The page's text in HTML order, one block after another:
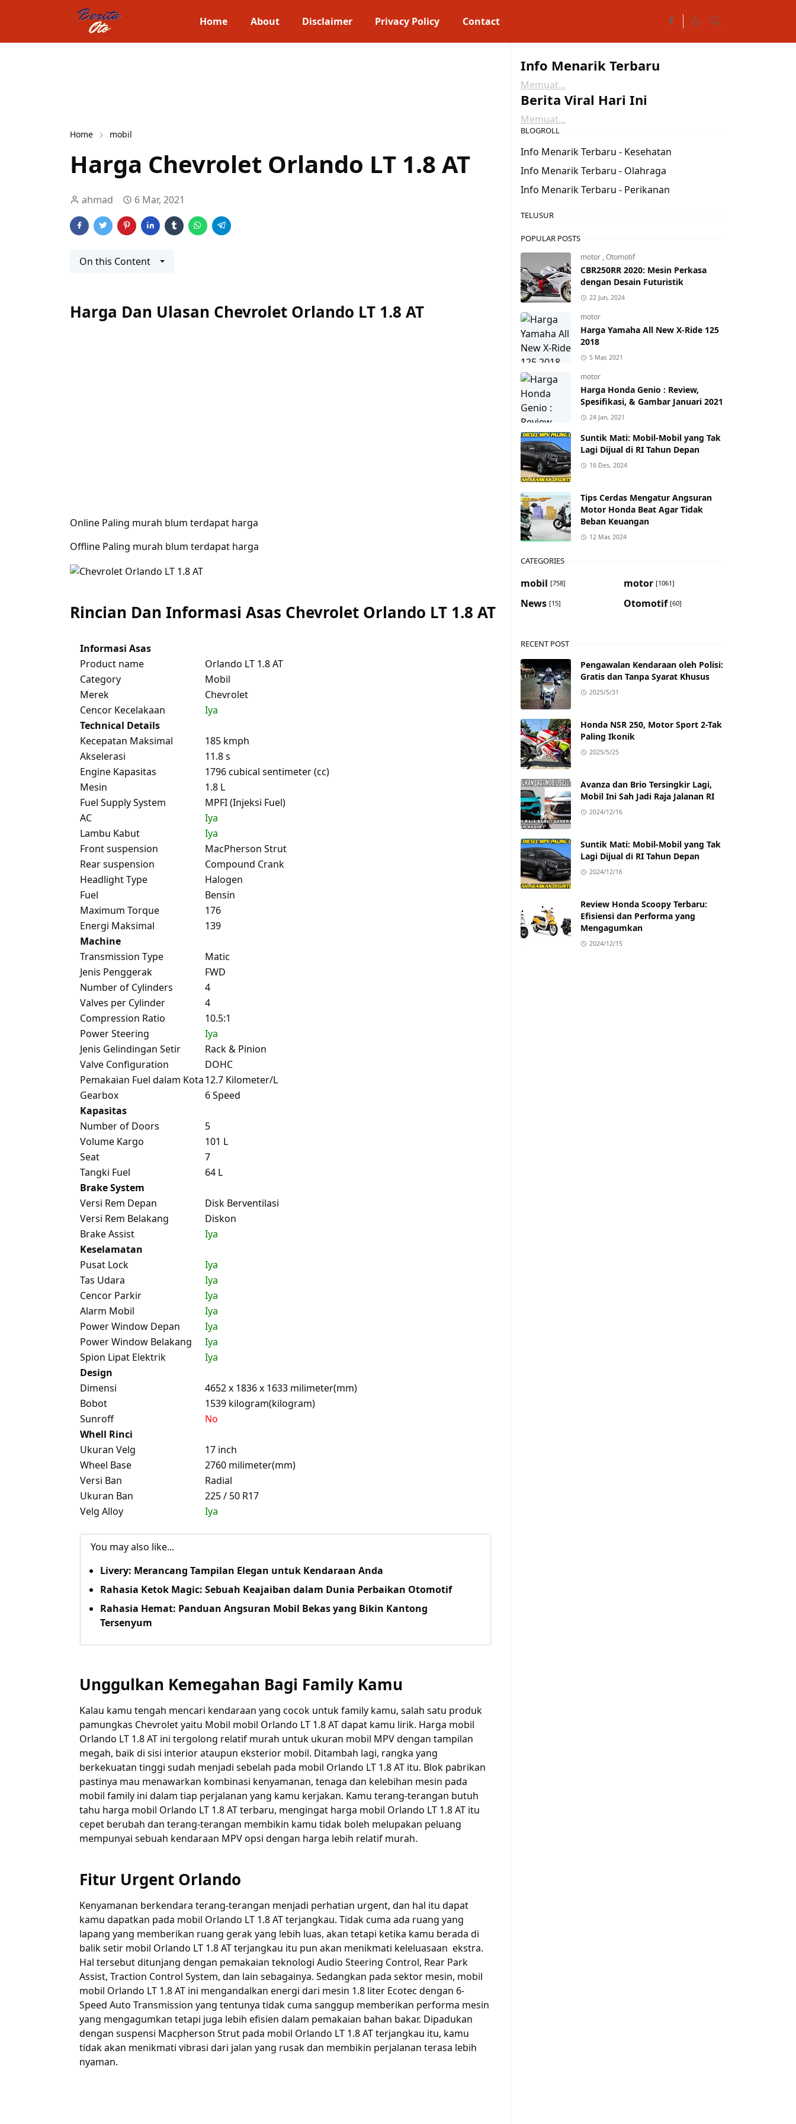
Home About Disclaimer Privacy Policy Contact
Home mobil
Harga Chevrolet Orlando LT 1.8 AT
ahmad 6 Mar, 2021
On this Content
Harga Dan Ulasan Chevrolet Orlando LT 1.8 AT
Online Paling murah blum terdapat harga
Offline Paling murah blum terdapat harga
Rincian Dan Informasi Asas Chevrolet Orlando LT 1.8 AT
Informasi Asas
Product name
Orlando LT 1.8 AT
Category
Mobil
Merek
Chevrolet
Cencor Kecelakaan
Iya
Technical Details
Kecepatan Maksimal
185 kmph
Akselerasi
11.8 s
Engine Kapasitas
1796 cubical sentimeter (cc)
Mesin
1.8 L
Fuel Supply System
MPFI (Injeksi Fuel)
AC
Iya
Lambu Kabut
Iya
Front suspension
MacPherson Strut
Rear suspension
Compound Crank
Headlight Type
Halogen
Fuel
Bensin
Maximum Torque
176
Energi Maksimal
139
Machine
Transmission Type
Matic
Jenis Penggerak
FWD
Number of Cylinders
4
Valves per Cylinder
4
Compression Ratio
10.5:1
Power Steering
Iya
Jenis Gelindingan Setir
Rack & Pinion
Valve Configuration
DOHC
Pemakaian Fuel dalam Kota12.7 Kilometer/L
Gearbox
6 Speed
Kapasitas
Number of Doors
5
Volume Kargo
101 L
Seat
7
Tangki Fuel
64 L
Brake System
Versi Rem Depan
Disk Berventilasi
Versi Rem Belakang
Diskon
Brake Assist
Iya
Keselamatan
Pusat Lock
Iya
Tas Udara
Iya
Cencor Parkir
Iya
Alarm Mobil
Iya
Power Window Depan
Iya
Power Window Belakang
Iya
Spion Lipat Elektrik
Iya
Design
Dimensi
4652 x 1836 x 1633 milimeter(mm)
Bobot
1539 kilogram(kilogram)
Sunroff
No
Whell Rinci
Ukuran Velg
17 inch
Wheel Base
2760 milimeter(mm)
Versi Ban
Radial
Ukuran Ban
225 / 50 R17
Velg Alloy
Iya
You may also like...
Livery: Merancang Tampilan Elegan untuk Kendaraan Anda
Rahasia Ketok Magic: Sebuah Keajaiban dalam Dunia Perbaikan Otomotif
Rahasia Hemat: Panduan Angsuran Mobil Bekas yang Bikin Kantong
Tersenyum
Unggulkan Kemegahan Bagi Family Kamu
Kalau kamu tengah mencari kendaraan yang cocok untuk family kamu, salah satu produk
pamungkas Chevrolet yaitu Mobil mobil Orlando LT 1.8 AT dapat kamu lirik. Harga mobil
Orlando LT 1.8 AT ini tergolong relatif murah untuk ukuran mobil MPV dengan tampilan
megah, baik di sisi interior ataupun eksterior mobil. Ditambah lagi, rangka yang
berkekuatan tinggi sudah menjadi sebelah pada mobil Orlando LT 1.8 AT itu. Blok pabrikan
pastinya mau menawarkan kombinasi kenyamanan, tenaga dan kelebihan mesin pada
mobil family ini dalam tiap perjalanan yang kamu kerjakan. Kamu terang-terangan butuh
tahu harga mobil Orlando LT 1.8 AT terbaru, mengingat harga mobil Orlando LT 1.8 AT itu
cepet berubah dan terang-terangan membikin kamu tidak boleh melupakan peluang
mempunyai sebuah kendaraan MPV opsi dengan harga lebih relatif murah.
Fitur Urgent Orlando
Kenyamanan berkendara terang-terangan menjadi perhatian urgent, dan hal itu dapat
kamu dapatkan pada mobil Orlando LT 1.8 AT terjangkau. Tidak cuma ada ruang yang
lapang yang memberikan ruang gerak yang lebih luas, akan tetapi ketika kamu berada di
balik setir mobil Orlando LT 1.8 AT terjangkau itu pun akan menikmati keleluasaan ekstra.
Hal tersebut ditunjang dengan pemakaian teknologi Audio Steering Control, Rear Park
Assist, Traction Control System, dan lain sebagainya. Sedangkan pada sektor mesin, mobil
mobil Orlando LT 1.8 AT ini mengandalkan energi dari mesin 1.8 liter Ecotec dengan 6-
Speed Auto Transmission yang tentunya tidak cuma sanggup memberikan performa mesin
yang mengagumkan tetapi juga lebih efisien dalam pemakaian bahan bakar. Dipadukan
dengan suspensi Macpherson Strut pada mobil Orlando LT 1.8 AT terjangkau itu, kamu
tidak akan menikmati vibrasi dari jalan yang rusak dan membikin perjalanan terasa lebih
nyaman.
Info Menarik Terbaru
Memuat...
Berita Viral Hari Ini
Memuat...
BLOGROLL
Info Menarik Terbaru - Kesehatan
Info Menarik Terbaru - Olahraga
Info Menarik Terbaru - Perikanan
TELUSUR
POPULAR POSTS
motor ,Otomotif
CBR250RR 2020: Mesin Perkasa
dengan Desain Futuristik
22 Jun, 2024
motor
Harga Yamaha All New X-Ride 125
2018
5 Mar, 2021
motor
Harga Honda Genio : Review,
Spesifikasi, & Gambar Januari 2021
24 Jan, 2021
Suntik Mati: Mobil-Mobil yang Tak
Lagi Dijual di RI Tahun Depan
16 Des, 2024
Tips Cerdas Mengatur Angsuran
Motor Honda Beat Agar Tidak
Beban Keuangan
12 Mar, 2024
CATEGORIES
mobil [758] motor [1061]
News [15] Otomotif [60]
RECENT POST
Pengawalan Kendaraan oleh Polisi:
Gratis dan Tanpa Syarat Khusus
2025/5/31
Honda NSR 250, Motor Sport 2-Tak
Paling Ikonik
2025/5/25
Avanza dan Brio Tersingkir Lagi,
Mobil Ini Sah Jadi Raja Jalanan RI
2024/12/16
Suntik Mati: Mobil-Mobil yang Tak
Lagi Dijual di RI Tahun Depan
2024/12/16
Review Honda Scoopy Terbaru:
Efisiensi dan Performa yang
Mengagumkan
2024/12/15